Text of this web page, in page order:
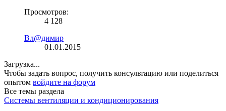
Просмотров:
4 128
Вл@димир
01.01.2015
Загрузка...
Чтобы задать вопрос, получить консультацию или поделиться
опытом войдите на форум
Все темы раздела
Системы вентиляции и кондиционирования